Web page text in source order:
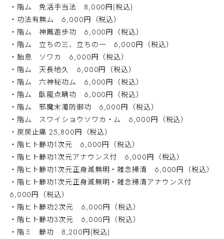
・階ム 免活手当法 8,000円(税込)
・功法有無ム 6,000円（税込）
・階ム 神鳳遊歩功 6,000円（税込）
・階ム 立ちの三、立ちの一 6,000円（税込）
・胎息 ソワカ 6,000円（税込）
・階ム 天長地久 6,000円（税込）
・階ム 六神秘功ム 6,000円（税込）
・階ム 臥龍点睛功 6,000円（税込）
・階ム 邪魔末濁防御功 6,000円（税込）
・階ム スワイショウソワカ・ム 6,000円（税込）
・戻戻止痛 25,800円（税込）
・階ヒト静功1次元 6,000円（税込）
・階ヒト静功1次元アナウンス付 6,000円（税込）
・階ヒト静功1次元正身滅無明・雑念掃清 6,000円（税込）
・階ヒト静功1次元正身滅無明・雑念掃清アナウンス付
6,000円（税込）
・階ヒト静功2次元 6,000円（税込）
・階ヒト静功3次元 6,000円（税込）
・階ミ 静功 8,200円(税込)